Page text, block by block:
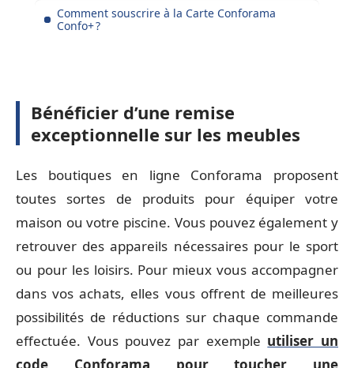
Comment souscrire à la Carte Conforama
Confo+ ?
Bénéficier d’une remise
exceptionnelle sur les meubles
Les boutiques en ligne Conforama proposent
toutes sortes de produits pour équiper votre
maison ou votre piscine. Vous pouvez également y
retrouver des appareils nécessaires pour le sport
ou pour les loisirs. Pour mieux vous accompagner
dans vos achats, elles vous offrent de meilleures
possibilités de réductions sur chaque commande
effectuée. Vous pouvez par exemple utiliser un
code Conforama pour toucher une